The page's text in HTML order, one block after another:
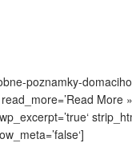
poznamky-
read_more=’Read More